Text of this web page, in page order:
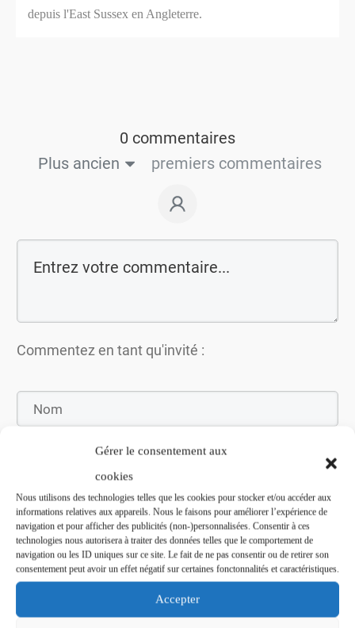
Gérer le consentement aux
cookies
Nous utilisons des technologies telles que les cookies pour stocker et/ou accéder aux
informations relatives aux appareils. Nous le faisons pour améliorer l’expérience de
navigation et pour afficher des publicités (non-)personnalisées. Consentir à ces
technologies nous autorisera à traiter des données telles que le comportement de
navigation ou les ID uniques sur ce site. Le fait de ne pas consentir ou de retirer son
consentement peut avoir un effet négatif sur certaines fonctonnalités et caractéristiques.
Accepter
depuis l'East Sussex en Angleterre.
0 commentaires
Plus ancien
premiers commentaires
Commentez en tant qu'invité :
Soumettez le commentaire